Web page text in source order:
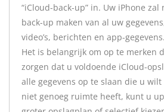
“iCloud-back-up” in. Uw iPhone
back-up maken van al uw
video’s, berichten en app-gegevens.
Het is belangrijk om op te merken
zorgen dat u voldoende iCloud-
alle gegevens op te slaan die u
niet genoeg ruimte heeft, kunt u